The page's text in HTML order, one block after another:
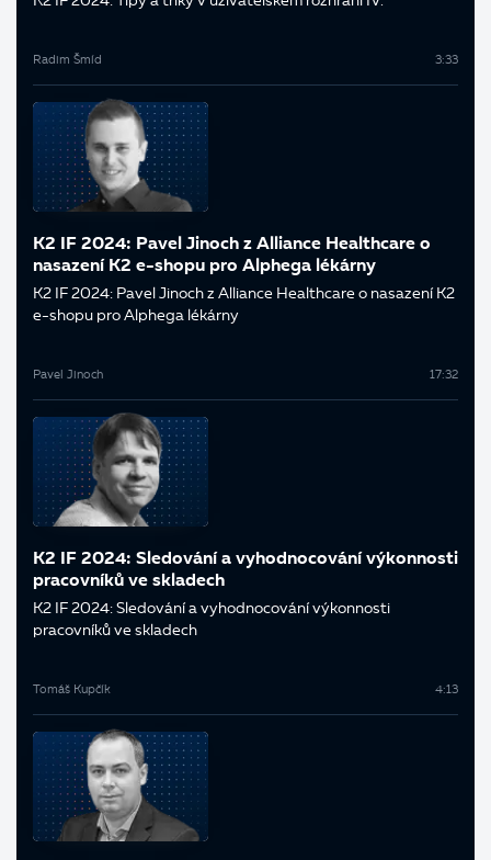
Radim Šmíd 3:33
K2 IF 2024: Pavel Jinoch z Alliance Healthcare o
nasazení K2 e-shopu pro Alphega lékárny
K2 IF 2024: Pavel Jinoch z Alliance Healthcare o nasazení K2
e-shopu pro Alphega lékárny
Pavel Jinoch 17:32
K2 IF 2024: Sledování a vyhodnocování výkonnosti
pracovníků ve skladech
K2 IF 2024: Sledování a vyhodnocování výkonnosti
pracovníků ve skladech
Tomáš Kupčík 4:13